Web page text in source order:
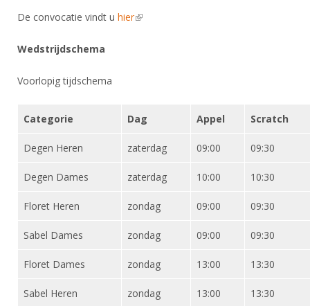
Gebruiksvoorwaarden
Bestuur
Commissies
Vacatures
Bondsbureau
Contact
Medewerkers
Samenwerking
Alle Verenigingen
Reglementen
Materiaal
Rolstoelschermen
NK's
JPT
JEC
Veteranenwedstrijden
Talentontwikkeling
Nationale opleidingen
Internationale opleidingen
Voor scheidsrechters
Nieuws
De convocatie vindt u hier(link is external)
Wedstrijdschema
Voorlopig tijdschema
Categorie Dag Appel Scratch
Degen Heren zaterdag 09:00 09:30
Degen Dames zaterdag 10:00 10:30
Floret Heren zondag 09:00 09:30
Sabel Dames zondag 09:00 09:30
Floret Dames zondag 13:00 13:30
Sabel Heren zondag 13:00 13:30